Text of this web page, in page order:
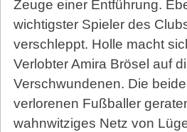
Zeuge einer Entführung.
wichtigster Spieler des
verschleppt. Holle macht
Verlobter Amira Brösel auf
Verschwundenen. Die
verlorenen Fußballer
wahnwitziges Netz von